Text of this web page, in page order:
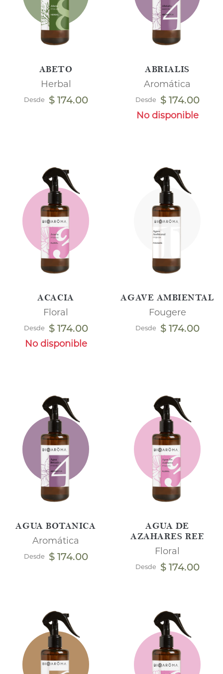
ABETO
Herbal
Desde $ 174.00
ABRIALIS
Aromática
Desde $ 174.00
No disponible
ACACIA
Floral
Desde $ 174.00
No disponible
AGAVE AMBIENTAL
Fougere
Desde $ 174.00
AGUA BOTANICA
Aromática
Desde $ 174.00
AGUA DE
AZAHARES REF.
Floral
Desde $ 174.00